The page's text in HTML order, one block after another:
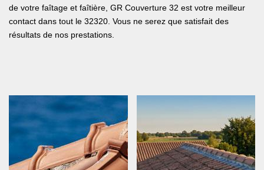
de votre faîtage et faîtière, GR Couverture 32 est votre meilleur
contact dans tout le 32320. Vous ne serez que satisfait des
résultats de nos prestations.